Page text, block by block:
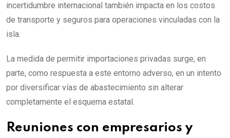
incertidumbre internacional también impacta en los costos
de transporte y seguros para operaciones vinculadas con la
isla.
La medida de permitir importaciones privadas surge, en
parte, como respuesta a este entorno adverso, en un intento
por diversificar vías de abastecimiento sin alterar
completamente el esquema estatal.
Reuniones con empresarios y